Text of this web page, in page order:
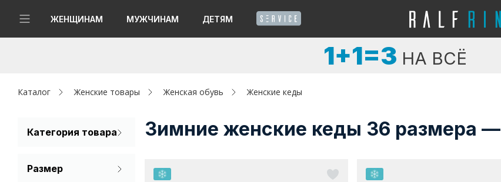
ЖЕНЩИНАМ МУЖЧИНАМ ДЕТЯМ
Женщинам
Капсула
1+1=3 НА ВСЁ
Каталог Женские товары Женская обувь Женские кеды
Категория товара
Размер
Зимние женские кеды 36 размера —